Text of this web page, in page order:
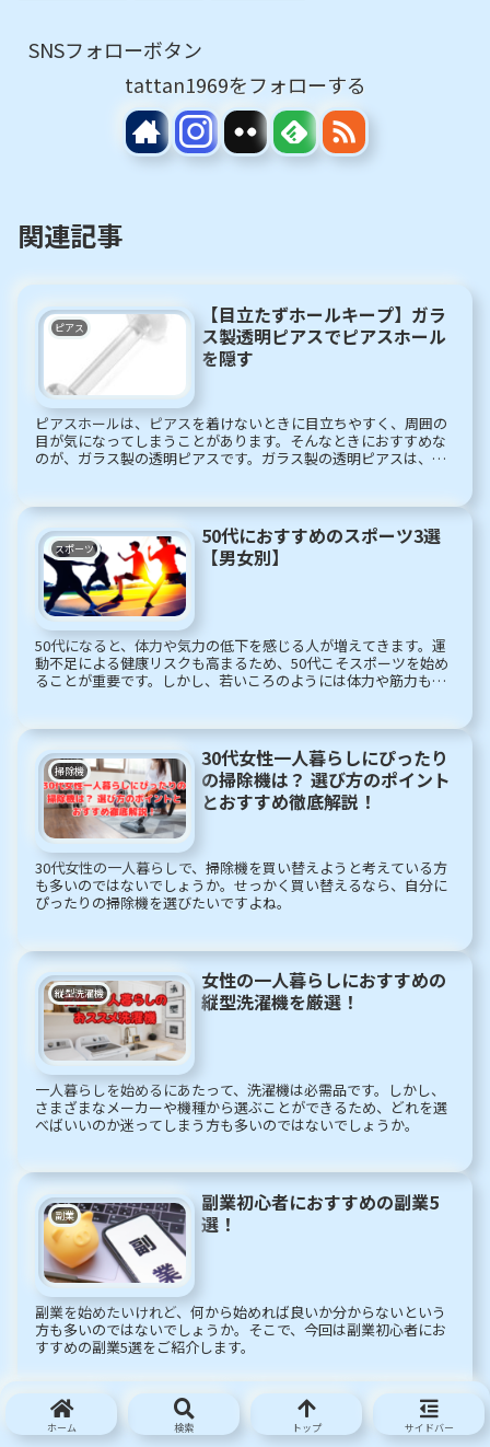
SNSフォローボタン
tattan1969をフォローする
関連記事
ピアス
【目立たずホールキープ】ガラ
ス製透明ピアスでピアスホール
を隠す
ピアスホールは、ピアスを着けないときに目立ちやすく、周囲の
目が気になってしまうことがあります。そんなときにおすすめな
のが、ガラス製の透明ピアスです。ガラス製の透明ピアスは、ガ
スポーツ
50代におすすめのスポーツ3選
【男女別】
50代になると、体力や気力の低下を感じる人が増えてきます。運
動不足による健康リスクも高まるため、50代こそスポーツを始め
ることが重要です。しかし、若いころのようには体力や筋力も回
掃除機
30代女性一人暮らしにぴったり
の掃除機は？ 選び方のポイント
とおすすめ徹底解説！
30代女性の一人暮らしで、掃除機を買い替えようと考えている方
も多いのではないでしょうか。せっかく買い替えるなら、自分に
ぴったりの掃除機を選びたいですよね。
縦型洗濯機
女性の一人暮らしにおすすめの
縦型洗濯機を厳選！
一人暮らしを始めるにあたって、洗濯機は必需品です。しかし、
さまざまなメーカーや機種から選ぶことができるため、どれを選
べばいいのか迷ってしまう方も多いのではないでしょうか。
副業
副業初心者におすすめの副業5
選！
副業を始めたいけれど、何から始めれば良いか分からないという
方も多いのではないでしょうか。そこで、今回は副業初心者にお
すすめの副業5選をご紹介します。
防犯カメラ
30代女性おひとり様必見！防犯
ホーム 検索 トップ サイドバー